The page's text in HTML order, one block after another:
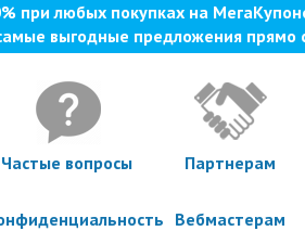
при любых покупках на
выгодные предложения прямо
Частые вопросы Партнерам
Вебмастерам